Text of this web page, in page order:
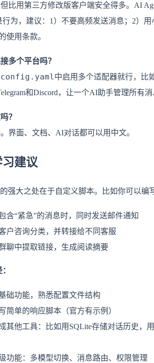
比用第三方修改版客户端安全得多。AI
行为，建议：1）不要高频发送消息；2）用
使用条款。
多个平台吗？
config.yaml 中启用多个适配器就行，比
和Discord，让一个AI助手管理所有
？
界面、文档、AI对话都可以用中文。
建议
强大之处在于自定义脚本。比如你可以编
含“紧急”的消息时，同时发送邮件通知
户咨询分类，并转接给不同客服
聊中提取链接，生成阅读摘要
础功能，熟悉配置文件结构
简单的响应脚本（官方有示例）
其他工具：比如用SQLite存储对话历史，
功能：多模型切换、消息路由、权限管理